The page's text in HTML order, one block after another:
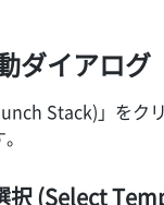
ダイアログ
Stack)」を
択 (Select